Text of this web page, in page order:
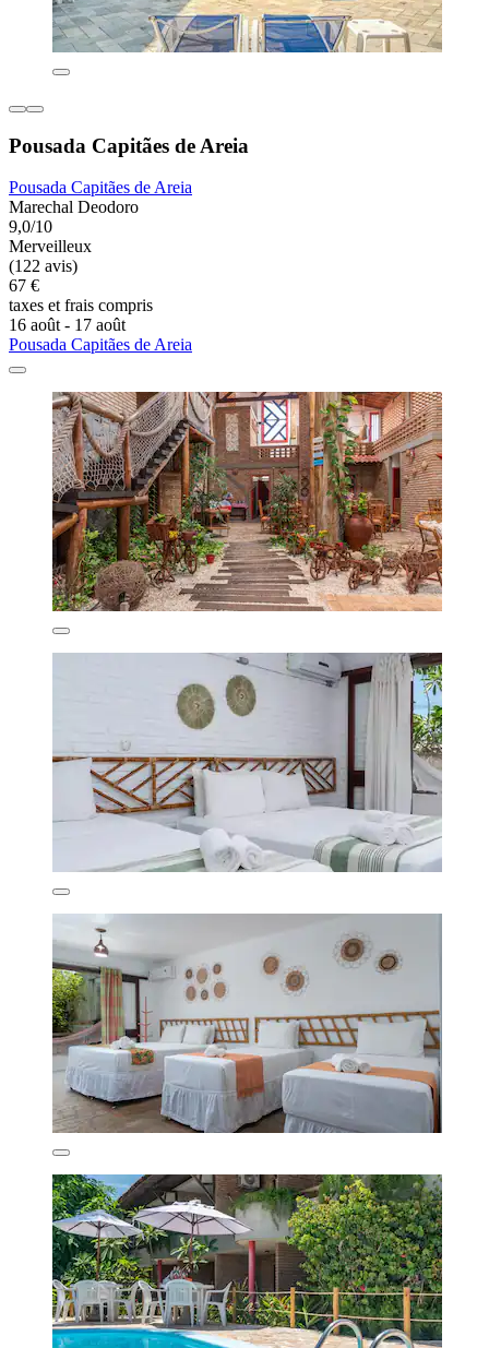
Pousada Capitães de Areia
Pousada Capitães de Areia
Marechal Deodoro
9,0/10
Merveilleux
(122 avis)
67 €
taxes et frais compris
16 août - 17 août
Pousada Capitães de Areia